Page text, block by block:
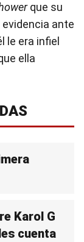
que su
evidencia ante
le era infiel
ella
Karol G
cuenta